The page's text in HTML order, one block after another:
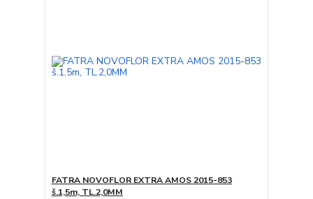
FATRA NOVOFLOR EXTRA AMOS 2015-853
š.1,5m, TL.2,0MM